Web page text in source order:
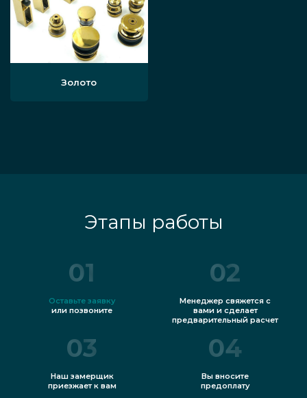
Золото
Этапы работы
01
Оставьте заявку
или позвоните
02
Менеджер свяжется с
вами и сделает
предварительный расчет
03
Наш замерщик
приезжает к вам
04
Вы вносите
предоплату